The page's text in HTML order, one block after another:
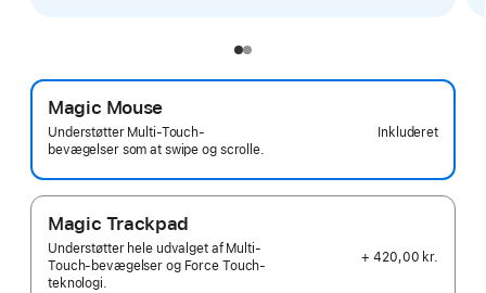
Magic Mouse
Understøtter Multi-Touch-
bevægelser som at swipe og scrolle.
Inkluderet
Magic Trackpad
Understøtter hele udvalget af Multi-
Touch-bevægelser og Force Touch-
teknologi.
+ 420,00 kr.